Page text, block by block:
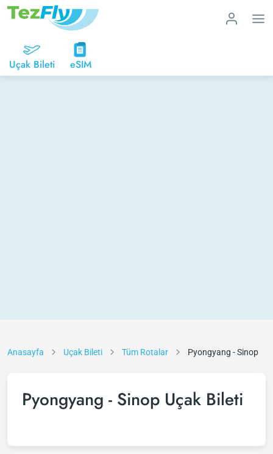
Uçak Bileti eSIM
Anasayfa Uçak Bileti Tüm Rotalar Pyongyang - Sinop
Pyongyang - Sinop Uçak Bileti